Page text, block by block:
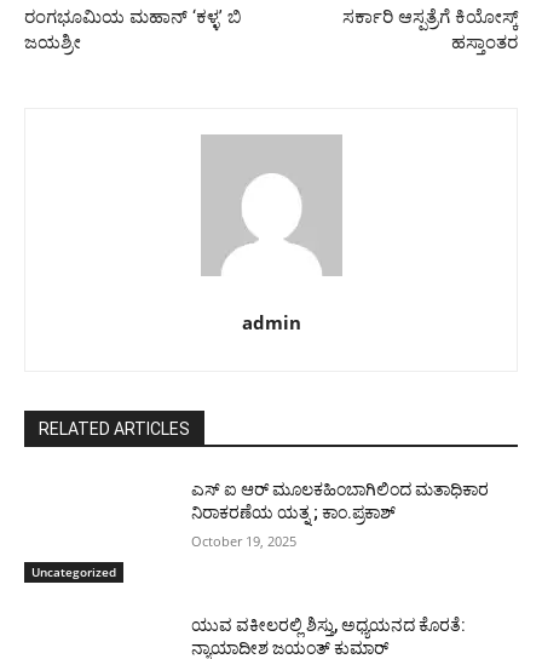
ರಂಗಭೂಮಿಯ ಮಹಾನ್ ‘ಕಳ್ಳ’ ಬಿ
ಜಯಶ್ರೀ
ಸರ್ಕಾರಿ ಆಸ್ಪತ್ರೆಗೆ ಕಿಯೋಸ್ಕ್
ಹಸ್ತಾಂತರ
admin
RELATED ARTICLES
Uncategorized
ಎಸ್ ಐ ಆರ್ ಮೂಲಕಹಿಂಬಾಗಿಲಿಂದ ಮತಾಧಿಕಾರ
ನಿರಾಕರಣೆಯ ಯತ್ನ ; ಕಾಂ.ಪ್ರಕಾಶ್
October 19, 2025
ಯುವ ವಕೀಲರಲ್ಲಿ ಶಿಸ್ತು, ಅಧ್ಯಯನದ ಕೊರತೆ:
ನ್ಯಾಯಾದೀಶ ಜಯಂತ್ ಕುಮಾರ್